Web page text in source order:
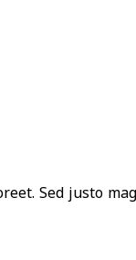
Sed justo